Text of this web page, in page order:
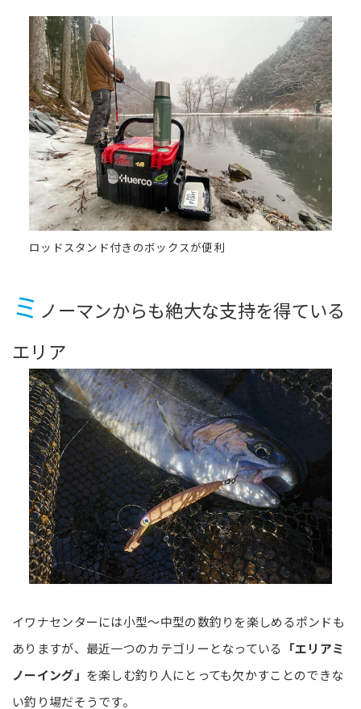
ロッドスタンド付きのボックスが便利
ミ ノーマンからも絶大な支持を得ている
エリア
イワナセンターには小型～中型の数釣りを楽しめるポンドも
ありますが、最近一つのカテゴリーとなっている
「エリアミ
ノーイング」 を楽しむ釣り人にとっても欠かすことのできな
い釣り場だそうです。